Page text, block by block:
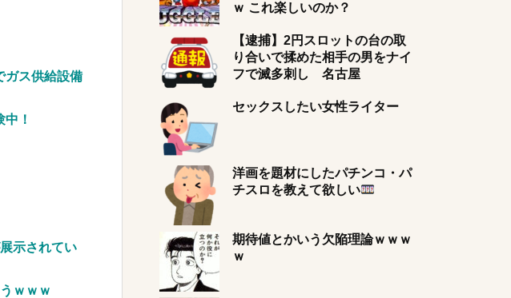
ツい！」←語
台！
を突破してし
ガス供給設備
！
示されてい
ｗｗｗ
ｗ これ楽しいのか？
【逮捕】2円スロットの台の取
り合いで揉めた相手の男をナイ
フで滅多刺し 名古屋
セックスしたい女性ライター
洋画を題材にしたパチンコ・パ
チスロを教えて欲しい
期待値とかいう欠陥理論ｗｗｗ
ｗ